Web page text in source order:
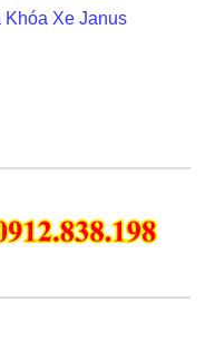
Xe Janus